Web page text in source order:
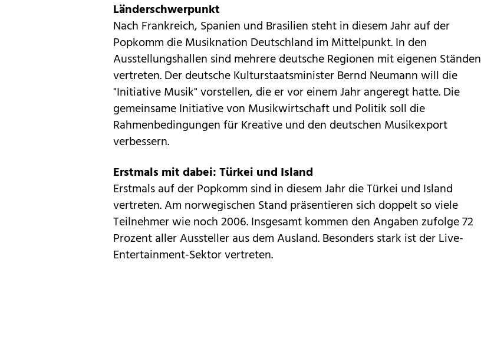
Länderschwerpunkt
Nach Frankreich, Spanien und Brasilien steht in diesem Jahr auf der
Popkomm die Musiknation Deutschland im Mittelpunkt. In den
Ausstellungshallen sind mehrere deutsche Regionen mit eigenen Ständen
vertreten. Der deutsche Kulturstaatsminister Bernd Neumann will die
"Initiative Musik" vorstellen, die er vor einem Jahr angeregt hatte. Die
gemeinsame Initiative von Musikwirtschaft und Politik soll die
Rahmenbedingungen für Kreative und den deutschen Musikexport
verbessern.
Erstmals mit dabei: Türkei und Island
Erstmals auf der Popkomm sind in diesem Jahr die Türkei und Island
vertreten. Am norwegischen Stand präsentieren sich doppelt so viele
Teilnehmer wie noch 2006. Insgesamt kommen den Angaben zufolge 72
Prozent aller Aussteller aus dem Ausland. Besonders stark ist der Live-
Entertainment-Sektor vertreten.